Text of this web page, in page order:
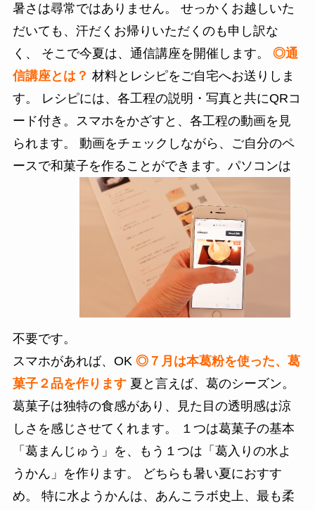
暑さは尋常ではありません。 せっかくお越しいた
だいても、汗だくお帰りいただくのも申し訳な
く、 そこで今夏は、通信講座を開催します。 ◎通
信講座とは？ 材料とレシピをご自宅へお送りしま
す。 レシピには、各工程の説明・写真と共にQRコ
ード付き。スマホをかざすと、各工程の動画を見
られます。 動画をチェックしながら、ご自分のペ
ースで和菓子を作ることができます。パソコンは
不要です。
スマホがあれば、OK ◎７月は本葛粉を使った、葛
菓子２品を作ります夏と言えば、葛のシーズン。
葛菓子は独特の食感があり、見た目の透明感は涼
しさを感じさせてくれます。 １つは葛菓子の基本
「葛まんじゅう」を、もう１つは「葛入りの水よ
うかん」を作ります。 どちらも暑い夏におすす
め。 特に水ようかんは、あんこラボ史上、最も柔